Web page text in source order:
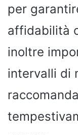
per
affidabilità
inoltre
intervalli di